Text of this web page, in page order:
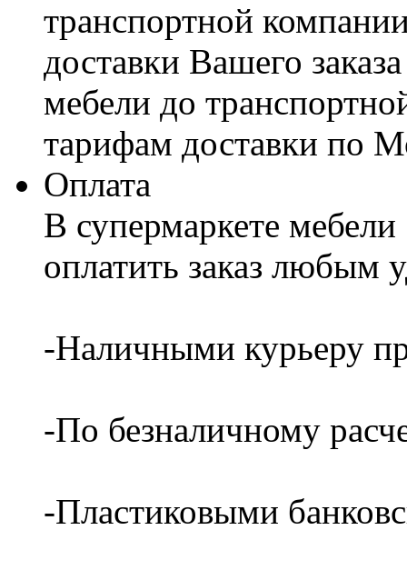
транспортной
доставки Вашего
мебели до
тарифам доставки по
Оплата
В супермаркете
оплатить заказ любым
-Наличными курьеру
-По безналичному
-Пластиковыми